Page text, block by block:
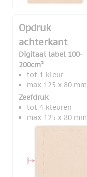
Opdruk
achterkant
Digitaal label 100-
200cm²
tot 1 kleur
max 125 x 80 mm
Zeefdruk
tot 4 kleuren
max 125 x 80 mm